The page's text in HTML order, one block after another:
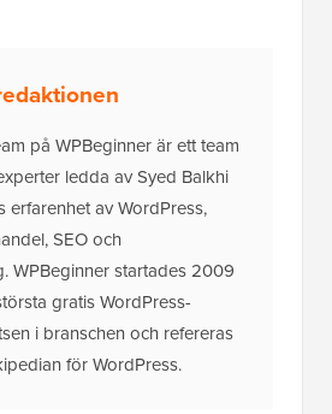
på WPBeginner är ett team
ledda av Syed Balkhi
erfarenhet av WordPress,
SEO och
WPBeginner startades 2009
gratis WordPress-
i branschen och refereras
för WordPress.